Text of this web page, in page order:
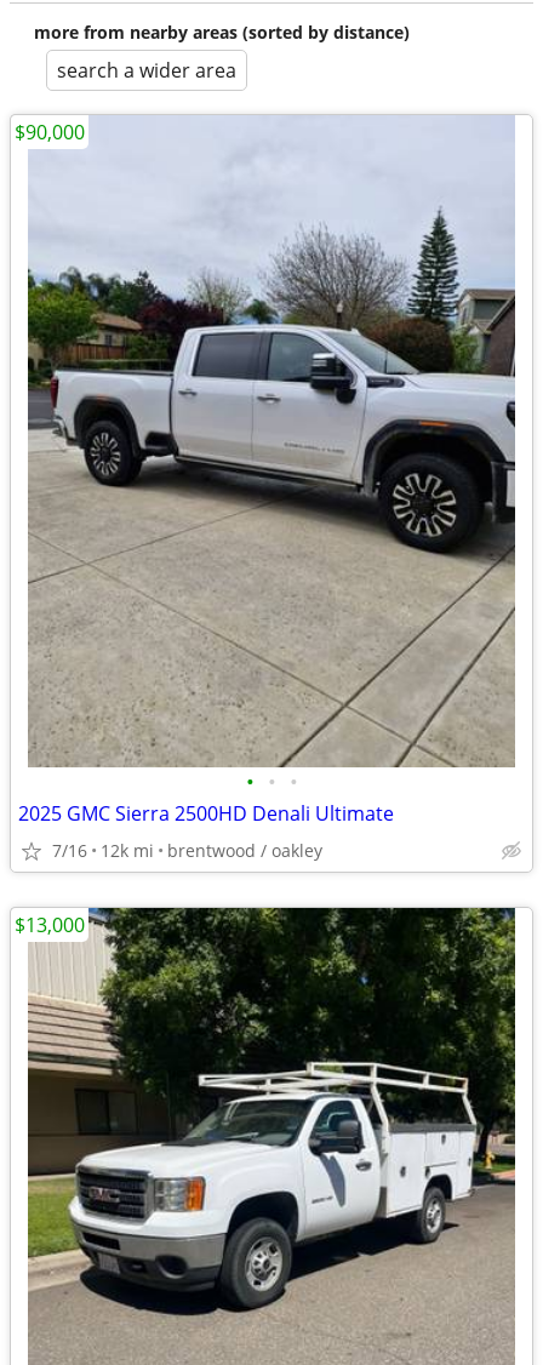
more from nearby areas (sorted by distance)
search a wider area
• • •
​2025 GMC Sierra 2500HD Denali Ultimate
7/16 12k mi brentwood / oakley
$90,000
$13,000